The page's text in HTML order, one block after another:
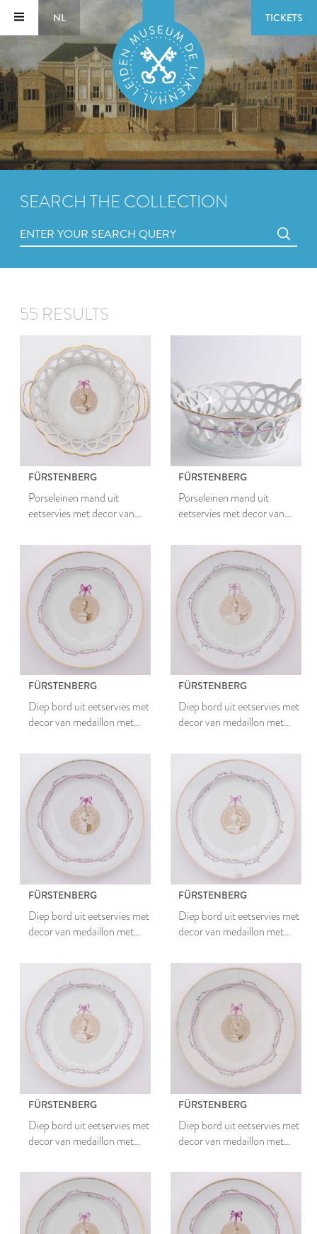
NL TICKETS
SEARCH THE COLLECTION
55 RESULTS
FÜRSTENBERG
Porseleinen mand uit
eetservies met decor van
vaas en guirlandes
FÜRSTENBERG
Porseleinen mand uit
eetservies met decor van
vaas en guirlandes
FÜRSTENBERG
Diep bord uit eetservies met
decor van medaillon met
FÜRSTENBERG
Diep bord uit eetservies met
decor van medaillon met
FÜRSTENBERG
Diep bord uit eetservies met
decor van medaillon met
FÜRSTENBERG
Diep bord uit eetservies met
decor van medaillon met
FÜRSTENBERG
Diep bord uit eetservies met
decor van medaillon met
FÜRSTENBERG
Diep bord uit eetservies met
decor van medaillon met